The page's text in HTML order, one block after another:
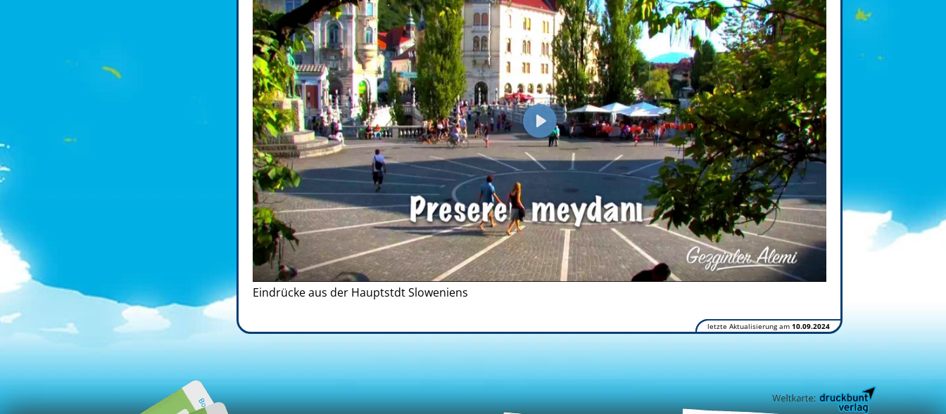
Play
Eindrücke aus der Hauptstdt Sloweniens
letzte Aktualisierung am 10.09.2024